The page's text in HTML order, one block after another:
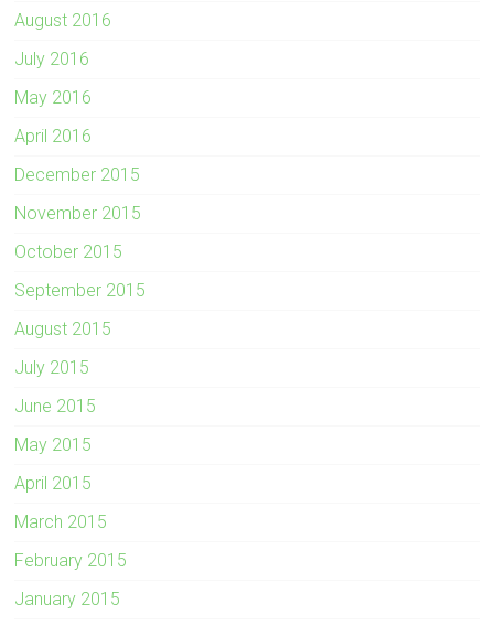
August 2016
July 2016
May 2016
April 2016
December 2015
November 2015
October 2015
September 2015
August 2015
July 2015
June 2015
May 2015
April 2015
March 2015
February 2015
January 2015